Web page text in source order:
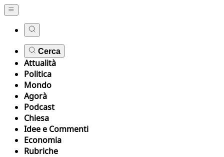
Cerca
Attualità
Politica
Mondo
Agorà
Podcast
Chiesa
Idee e Commenti
Economia
Rubriche